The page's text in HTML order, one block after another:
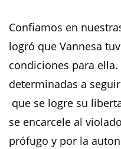
Confiamos en
logró que Vannesa
condiciones para
determinadas a
que se logre su
se encarcele al
prófugo y por la